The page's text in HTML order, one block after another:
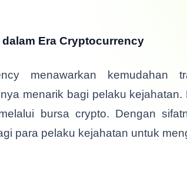
Era Cryptocurrency
menawarkan
menarik bagi pelaku
bursa crypto. Dengan
para pelaku kejahatan untuk